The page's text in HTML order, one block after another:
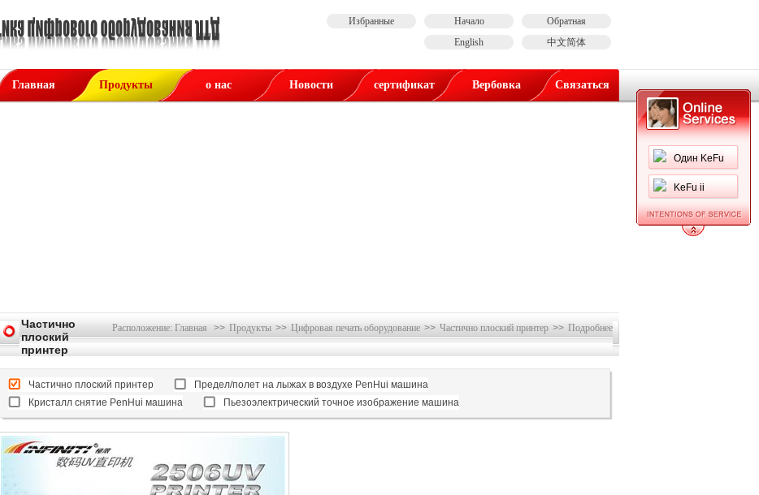
Один KeFu
KeFu ii
Обратная
Начало
Избранные
中文简体
English
Главная Продукты о нас Новости сертификат Вербовка Связаться
Расположение: Главная >> Продукты >> Цифровая печать оборудование >> Частично плоский принтер >> Подробнее
Частично
плоский
принтер
Частично плоский принтер
Предел/полет на лыжах в воздухе PenHui машина
Кристалл снятие PenHui машина
Пьезоэлектрический точное изображение машина